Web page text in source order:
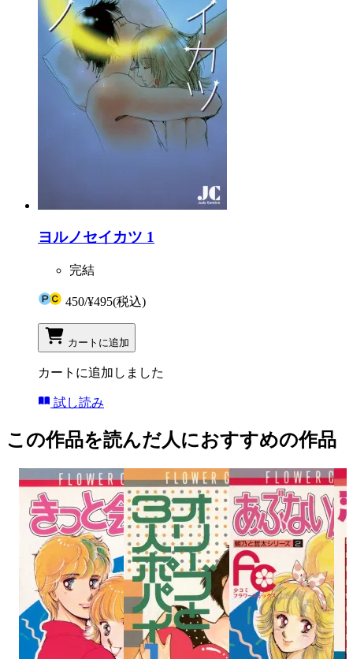
ヨルノセイカツ 1
完結
450/¥495(税込)
カートに追加
カートに追加しました
試し読み
この作品を読んだ人におすすめの作品